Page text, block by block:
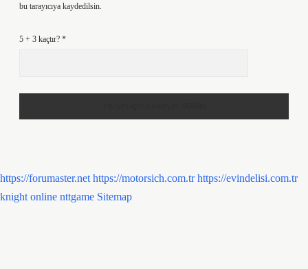
bu tarayıcıya kaydedilsin.
5 + 3 kaçtır? *
https://forumaster.net https://motorsich.com.tr https://evindelisi.com.tr
knight online nttgame Sitemap